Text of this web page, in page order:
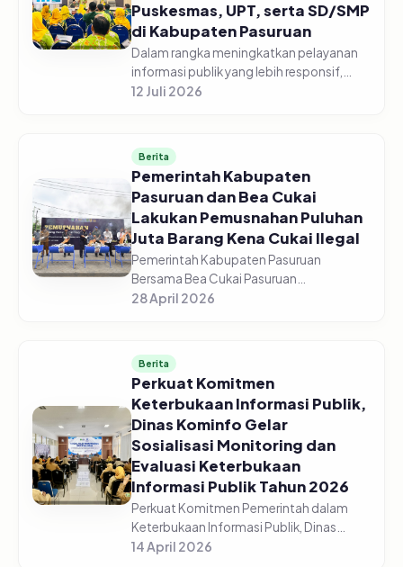
Puskesmas, UPT, serta SD/SMP
di Kabupaten Pasuruan
Dalam rangka meningkatkan pelayanan
informasi publik yang lebih responsif,
Pemerintah Kabupaten Pasuruan melalui
12 Juli 2026
Berita
Pemerintah Kabupaten
Pasuruan dan Bea Cukai
Lakukan Pemusnahan Puluhan
Juta Barang Kena Cukai Ilegal
Pemerintah Kabupaten Pasuruan
Bersama Bea Cukai Pasuruan
melaksanakan pemusnahan jutaan
27/04/2026. Pemusn...
28 April 2026
Berita
Perkuat Komitmen
Keterbukaan Informasi Publik,
Dinas Kominfo Gelar
Sosialisasi Monitoring dan
Evaluasi Keterbukaan
Informasi Publik Tahun 2026
Perkuat Komitmen Pemerintah dalam
Keterbukaan Informasi Publik, Dinas
Komunikasi dan Informatika Kabupaten
14 April 2026